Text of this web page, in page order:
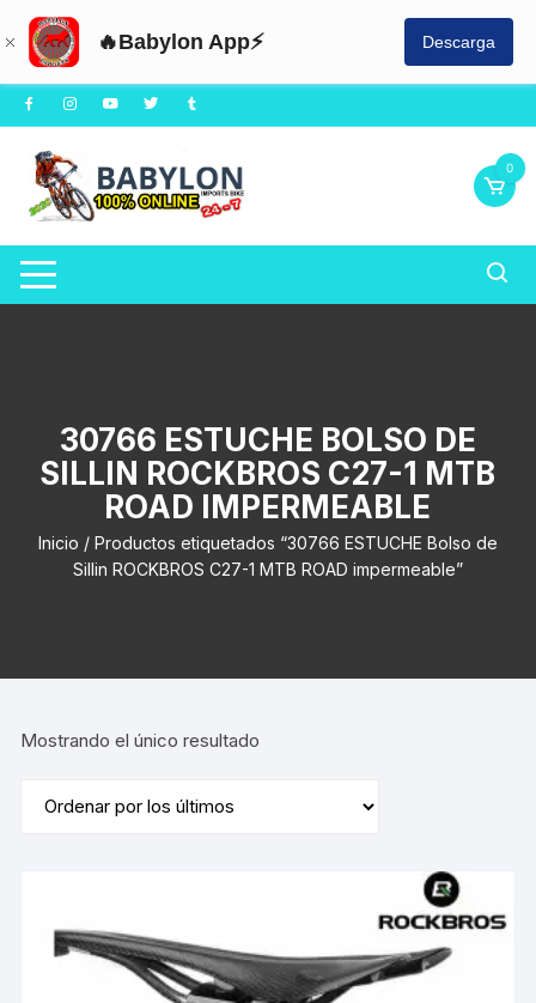
🔥Babylon App⚡ Descarga
Saltar
al
contenido
0
30766 ESTUCHE BOLSO DE
SILLIN ROCKBROS C27-1 MTB
ROAD IMPERMEABLE
Inicio / Productos etiquetados “30766 ESTUCHE Bolso de
Sillin ROCKBROS C27-1 MTB ROAD impermeable”
Mostrando el único resultado